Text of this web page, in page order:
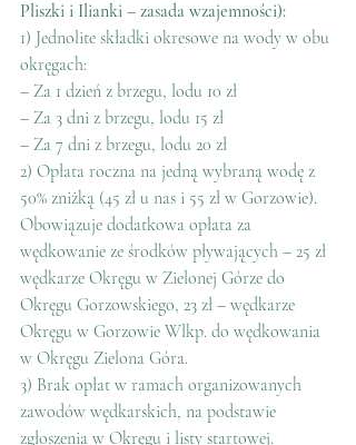
Pliszki i Ilianki – zasada wzajemności):
1) Jednolite składki okresowe na wody w obu
okręgach:
– Za 1 dzień z brzegu, lodu 10 zł
– Za 3 dni z brzegu, lodu 15 zł
– Za 7 dni z brzegu, lodu 20 zł
2) Opłata roczna na jedną wybraną wodę z
50% zniżką (45 zł u nas i 55 zł w Gorzowie).
Obowiązuje dodatkowa opłata za
wędkowanie ze środków pływających – 25 zł
wędkarze Okręgu w Zielonej Górze do
Okręgu Gorzowskiego, 23 zł – wędkarze
Okręgu w Gorzowie Wlkp. do wędkowania
w Okręgu Zielona Góra.
3) Brak opłat w ramach organizowanych
zawodów wędkarskich, na podstawie
zgłoszenia w Okręgu i listy startowej.